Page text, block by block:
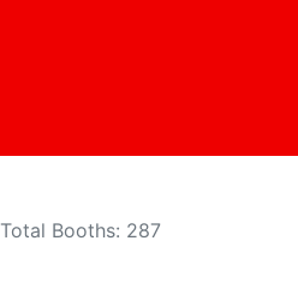
Total Booths: 287